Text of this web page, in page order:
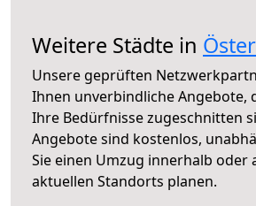
Weitere Städte in
Unsere geprüften
Ihnen unverbindliche Angebote,
Ihre Bedürfnisse zugeschnitten
Angebote sind kostenlos,
Sie einen Umzug innerhalb oder
aktuellen Standorts planen.